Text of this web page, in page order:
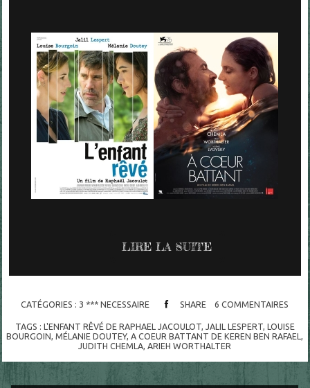
LIRE LA SUITE
CATÉGORIES : 3 *** NECESSAIRE SHARE 6 COMMENTAIRES
TAGS : L'ENFANT RÊVÉ DE RAPHAEL JACOULOT, JALIL LESPERT, LOUISE
BOURGOIN,MÉLANIE DOUTEY,A COEUR BATTANT DE KEREN BEN RAFAEL,
JUDITH CHEMLA,ARIEH WORTHALTER